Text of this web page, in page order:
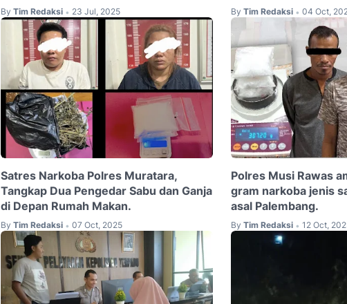
By Tim Redaksi • 23 Jul, 2025 By Tim Redaksi • 04 Oct,
Satres Narkoba Polres Muratara,
Tangkap Dua Pengedar Sabu dan Ganja
di Depan Rumah Makan.
By Tim Redaksi • 07 Oct, 2025
Polres Musi Rawas
gram narkoba jenis
asal Palembang.
By Tim Redaksi • 12 Oct,